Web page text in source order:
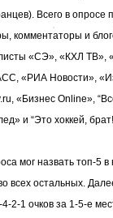
Всего в опросе
комментаторы и
«СЭ», «КХЛ ТВ»,
«РИА Новости»,
«Бизнес Online»,
и “Это хоккей,
мог назвать топ-5
всех остальных.
2-1 очков за 1-5-е